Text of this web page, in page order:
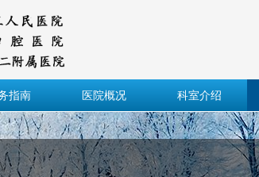
指南 医院概况 科室介绍